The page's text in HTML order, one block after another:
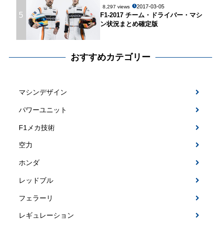
5
8,297 views 2017-03-05
F1-2017 チーム・ドライバー・マシ
ン状況まとめ確定版
おすすめカテゴリー
マシンデザイン
パワーユニット
F1メカ技術
空力
ホンダ
レッドブル
フェラーリ
レギュレーション